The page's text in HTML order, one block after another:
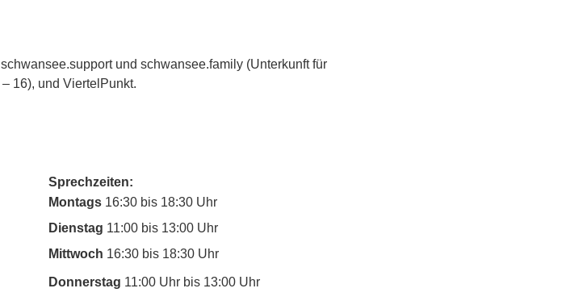
und schwansee.family (Unterkunft für
16), und ViertelPunkt.
Sprechzeiten:
Montags 16:30 bis 18:30 Uhr
Dienstag 11:00 bis 13:00 Uhr
Mittwoch 16:30 bis 18:30 Uhr
Donnerstag 11:00 Uhr bis 13:00 Uhr